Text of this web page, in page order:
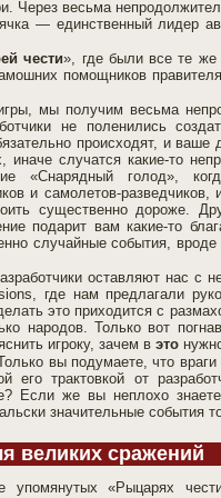
Через весьма
— единственный лидер
чести», где были все те же
помощников
мы получим весьма
не поленились
происходят, и
иначе случатся какие-то
«Снарядный голод»,
и самолетов-разведчиков,
существенно дороже.
подарит вам какие-то
случайные события, вроде
оставляют нас с
где нам предлагали
это приходится с
народов. Только вот
игроку, зачем в это
вы подумаете, что
его трактовкой от
же вы неплохо знаете
значительные события
великих сражений
«Рыцарях